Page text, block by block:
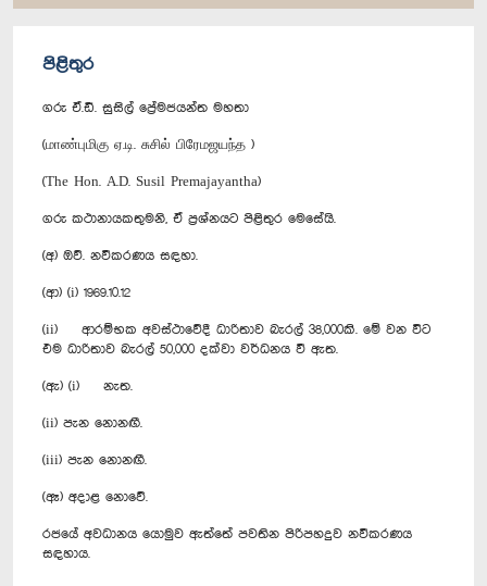
පිළිතුර
ගරු ඒ.ඩී. සුසිල් ප්‍රේමජයන්ත මහතා
(மாண்புமிகு ஏ.டி. சுசில் பிரேமஜயந்த )
(The Hon. A.D. Susil Premajayantha)
ගරු කථානායකතුමනි, ඒ ප්‍රශ්නයට පිළිතුර මෙසේයි.
(අ) ඔව්. නවීකරණය සඳහා.
(ආ) (i) 1969.10.12
(ii) ආරම්භක අවස්ථාවේදී ධාරිතාව බැරල් 38,000කි. මේ වන විට
එම ධාරිතාව බැරල් 50,000 දක්වා වර්ධනය වී ඇත.
(ඇ) (i) නැත.
(ii) පැන නොනඟී.
(iii) පැන නොනඟී.
(ඈ) අදාළ නොවේ.
රජයේ අවධානය යොමුව ඇත්තේ පවතින පිරිපහදුව නවීකරණය
සඳහාය.